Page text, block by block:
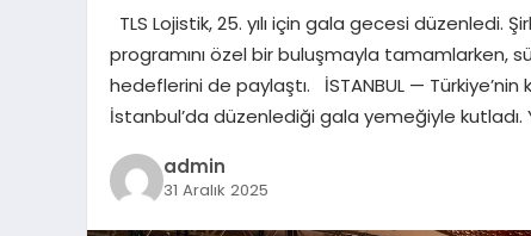
TLS Lojistik, 25. yılı için gala gecesi düzenledi.
programını özel bir buluşmayla tamamlarken,
hedeflerini de paylaştı. İSTANBUL — Türkiye’nin
İstanbul’da düzenlediği gala yemeğiyle
admin
31 Aralık 2025